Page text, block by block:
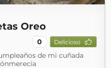
Oreo
0 Delicioso
de mi cuñada